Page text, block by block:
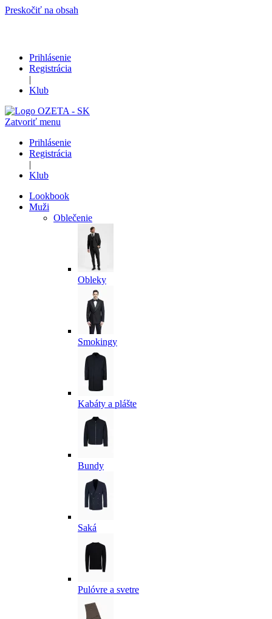
Preskočiť na obsah
Prihlásenie
Registrácia
|
Klub
Zatvoriť menu
Prihlásenie
Registrácia
|
Klub
Lookbook
Muži
Oblečenie
Obleky
Smokingy
Kabáty a plášte
Bundy
Saká
Pulóvre a svetre